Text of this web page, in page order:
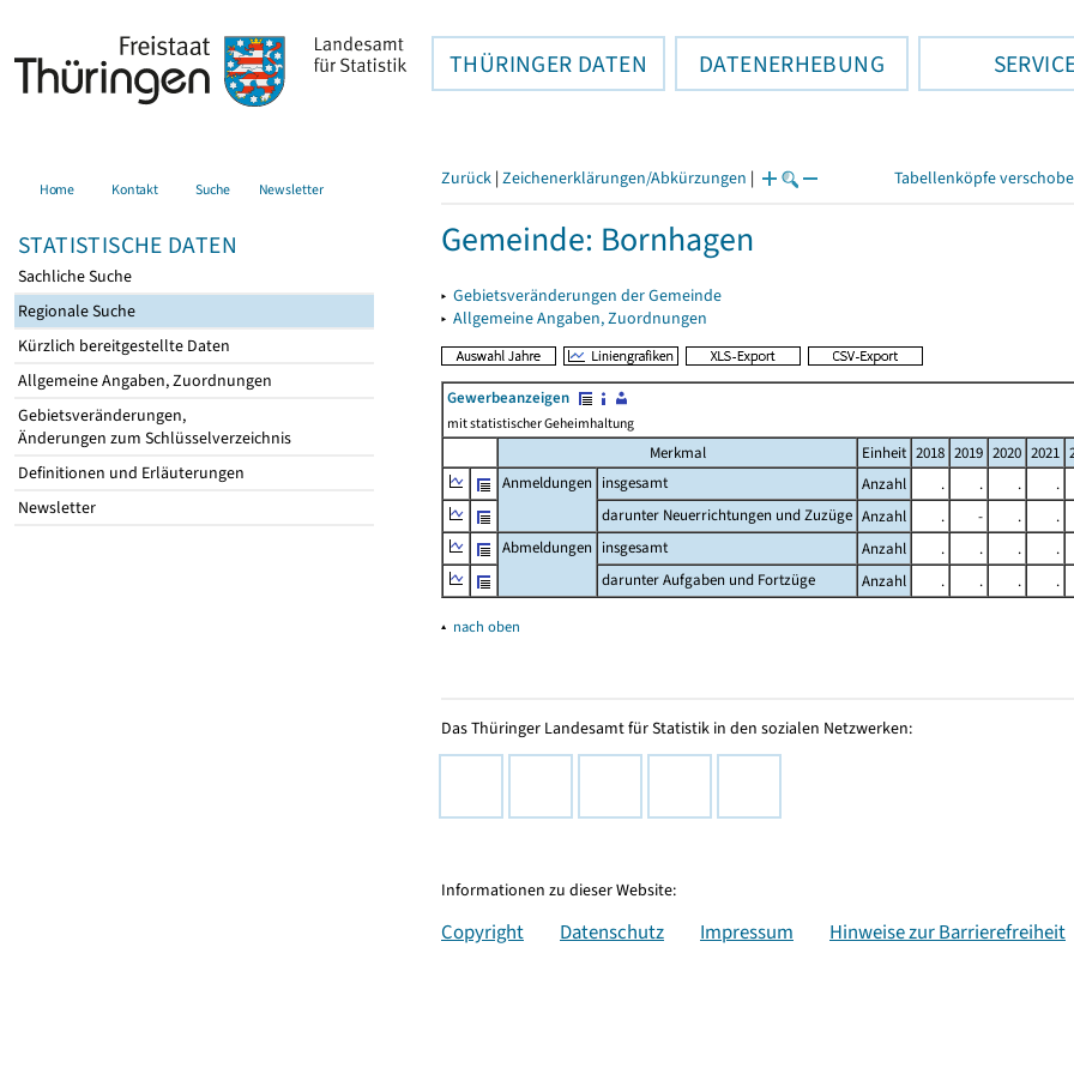
THÜRINGER DATEN DATENERHEBUNG
Home Kontakt Suche Newsletter
STATISTISCHE DATEN
Sachliche Suche
Regionale Suche
Kürzlich bereitgestellte Daten
Allgemeine Angaben, Zuordnungen
Gebietsveränderungen,
Änderungen zum Schlüsselverzeichnis
Definitionen und Erläuterungen
Newsletter
Zurück | Zeichenerklärungen/Abkürzungen | Tabellenköpfe
Gemeinde: Bornhagen
▸ Gebietsveränderungen der Gemeinde
▸ Allgemeine Angaben, Zuordnungen
Gewerbeanzeigen
mit statistischer Geheimhaltung
Merkmal Einheit 2018 2019 2020 2021
Anmeldungen insgesamt Anzahl . . . .
darunter Neuerrichtungen und Zuzüge Anzahl . - . .
Abmeldungen insgesamt Anzahl . . . .
darunter Aufgaben und Fortzüge
Anzahl . . . .
▴ nach oben
Das Thüringer Landesamt für Statistik in den sozialen Netzwerken:
Informationen zu dieser Website:
Copyright Datenschutz Impressum Hinweise zur Barrierefreiheit